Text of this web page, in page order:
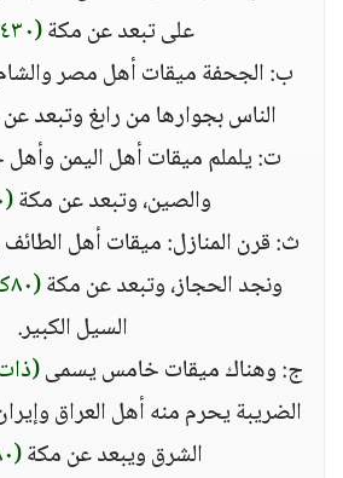
على تبعد عن مكة(٤٣٠كم٢)
ب: الجحفة ميقات أهل مصر
الناس بجوارها من رابغ وتبعد
ت: يلملم ميقات أهل اليمن وأهل
والصين، وتبعد عن مكة(٨٠كم٢)
ث: قرن المنازل: ميقات أهل الطائف
ونجد الحجاز، وتبعد عن مكة(٨٠كم٢)
السيل الكبير.
ج: وهناك ميقات خامس يسمى
الضريبة يحرم منه أهل العراق
الشرق ويبعد عن مكة(٨٠كم٢)